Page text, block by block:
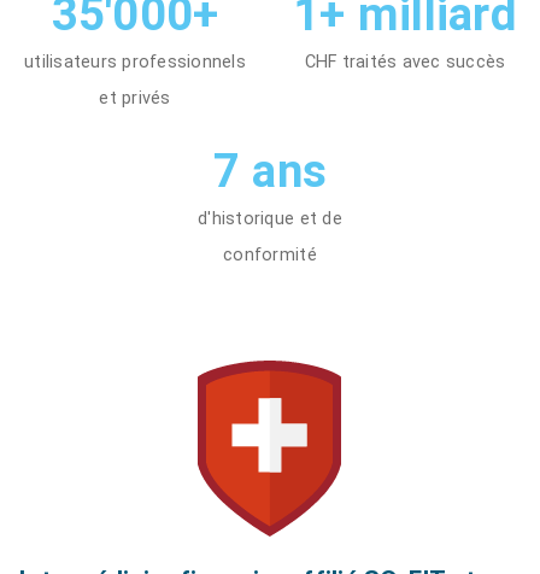
35'000+
utilisateurs professionnels
et privés
1+ milliard
CHF traités avec succès
7 ans
d'historique et de
conformité